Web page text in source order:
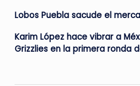
Lobos Puebla sacude el
Karim López hace vibrar a
Grizzlies en la primera ronda